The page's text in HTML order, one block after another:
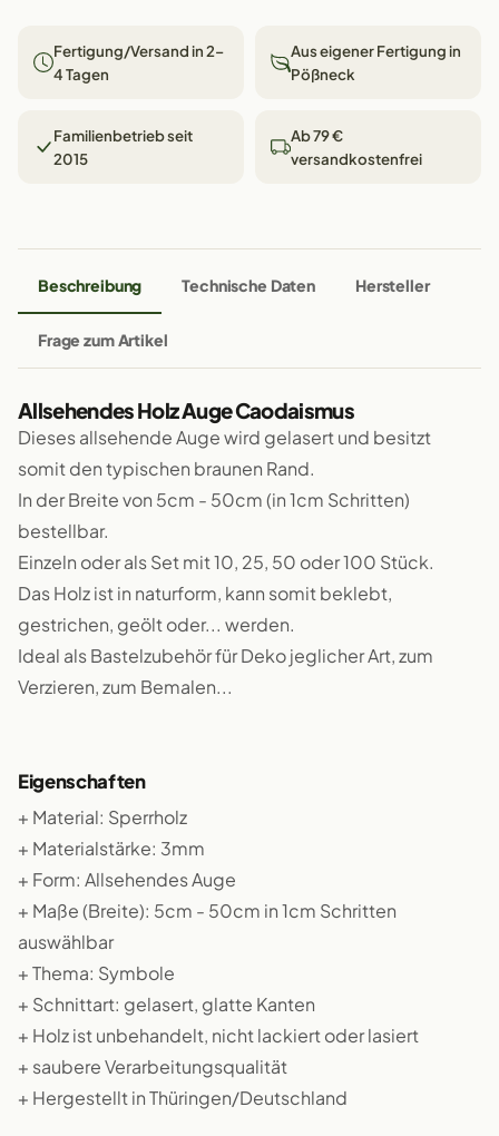
Fertigung/Versand in 2–
4 Tagen
Aus eigener Fertigung in
Pößneck
Familienbetrieb seit
2015
Ab 79 €
versandkostenfrei
Beschreibung Technische Daten Hersteller
Frage zum Artikel
Allsehendes Holz Auge Caodaismus
Dieses allsehende Auge wird gelasert und besitzt
somit den typischen braunen Rand.
In der Breite von 5cm - 50cm (in 1cm Schritten)
bestellbar.
Einzeln oder als Set mit 10, 25, 50 oder 100 Stück.
Das Holz ist in naturform, kann somit beklebt,
gestrichen, geölt oder... werden.
Ideal als Bastelzubehör für Deko jeglicher Art, zum
Verzieren, zum Bemalen...
Eigenschaften
+ Material: Sperrholz
+ Materialstärke: 3mm
+ Form: Allsehendes Auge
+ Maße (Breite): 5cm - 50cm in 1cm Schritten
auswählbar
+ Thema: Symbole
+ Schnittart: gelasert, glatte Kanten
+ Holz ist unbehandelt, nicht lackiert oder lasiert
+ saubere Verarbeitungsqualität
+ Hergestellt in Thüringen/Deutschland